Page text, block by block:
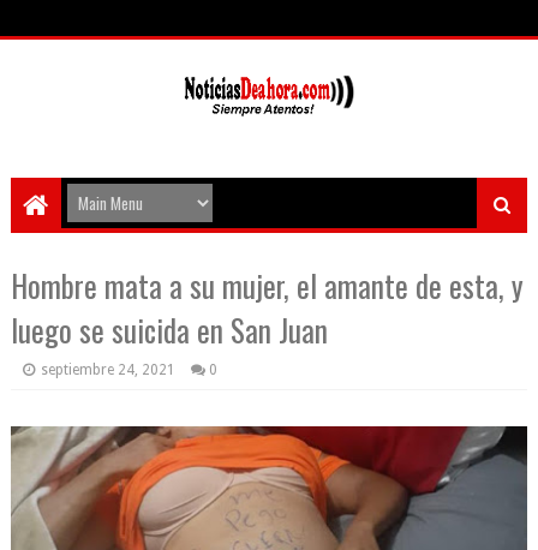
Hombre mata a su mujer, el amante de esta, y
luego se suicida en San Juan
septiembre 24, 2021 0